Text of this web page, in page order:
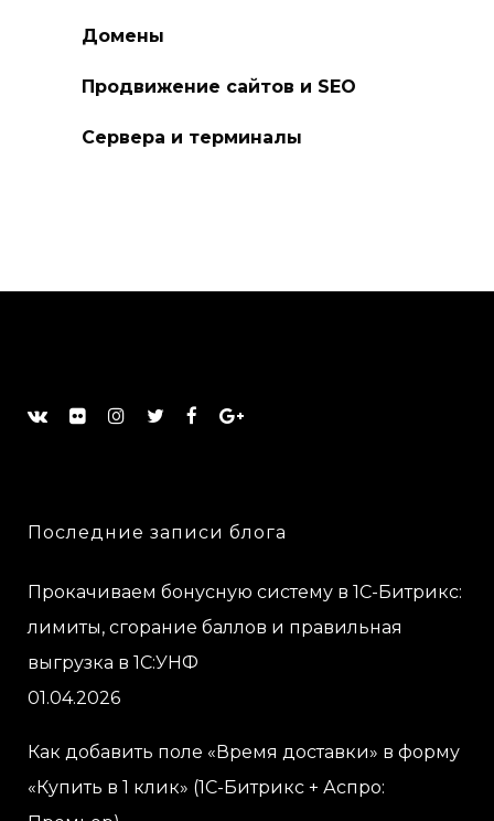
Домены
Продвижение сайтов и SEO
Сервера и терминалы
Последние записи блога
Прокачиваем бонусную систему в 1С-Битрикс:
лимиты, сгорание баллов и правильная
выгрузка в 1С:УНФ
01.04.2026
Как добавить поле «Время доставки» в форму
«Купить в 1 клик» (1С-Битрикс + Аспро: